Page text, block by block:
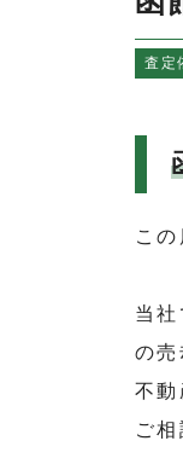
査定
こ
当
の売
不動
ご